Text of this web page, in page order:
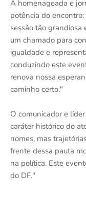
A homenageada e
potência do
sessão tão grandiosa
um chamado para
igualdade e
conduzindo este
renova nossa
caminho certo."
O comunicador e
caráter histórico do
nomes, mas
frente dessa pauta
na política. Este
do DF."